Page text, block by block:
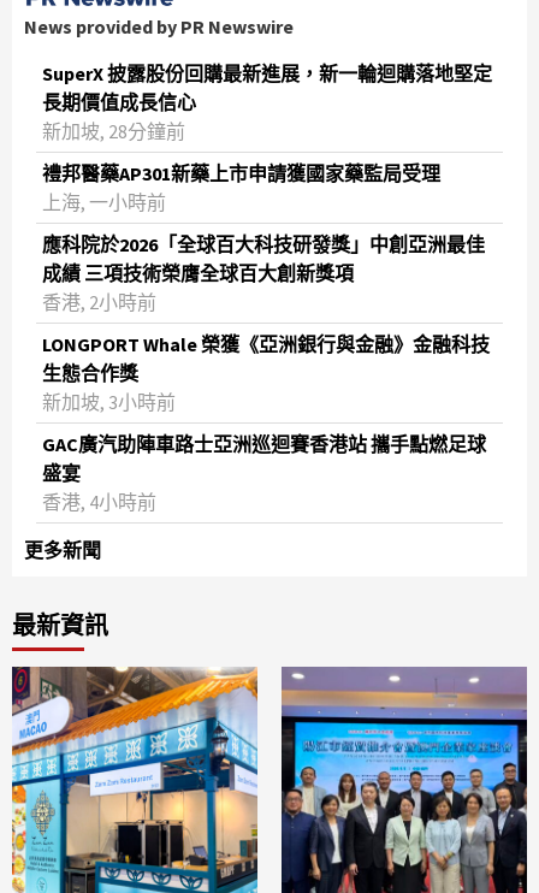
News provided by PR Newswire
SuperX 披露股份回購最新進展，新一輪迴購落地堅定
長期價值成長信心
新加坡, 28分鐘前
禮邦醫藥AP301新藥上市申請獲國家藥監局受理
上海, 一小時前
應科院於2026「全球百大科技研發獎」中創亞洲最佳
成績 三項技術榮膺全球百大創新獎項
香港, 2小時前
LONGPORT Whale 榮獲《亞洲銀行與金融》金融科技
生態合作獎
新加坡, 3小時前
GAC廣汽助陣車路士亞洲巡迴賽香港站 攜手點燃足球
盛宴
香港, 4小時前
更多新聞
最新資訊